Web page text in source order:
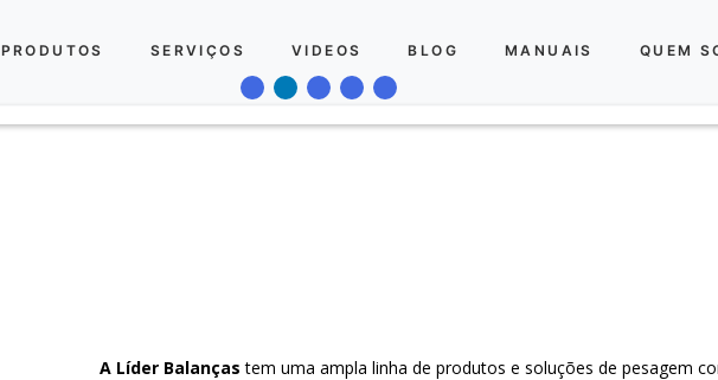
PRODUTOS SERVIÇOS VIDEOS BLOG MANUAIS QUEM
A Líder Balanças tem uma ampla linha de produtos e soluções de pesagem